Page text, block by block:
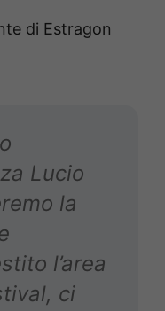
di Estragon
Lucio
la
l’area
ci